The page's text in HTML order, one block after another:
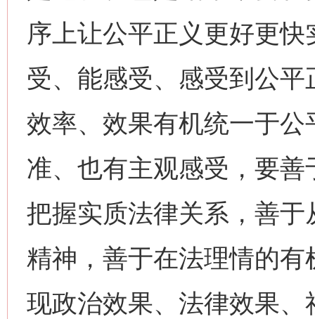
序上让公平正义更好更
受、能感受、感受到公
效率、效果有机统一于
准、也有主观感受，要
把握实质法律关系，善
精神，善于在法理情的
现政治效果、法律效果